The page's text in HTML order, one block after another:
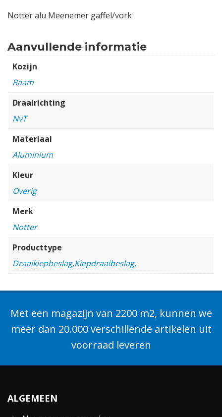
Notter alu Meenemer gaffel/vork
Aanvullende informatie
Kozijn
Raam
Draairichting
NvT
Materiaal
Aluminium
Kleur
Overig
Merk
Notter
Producttype
Draaikiepbeslag,Kiepdraaibeslag,
Met een magazijn van 2200 m2, kunnen we
meer dan 20.000 verschillende artikelen uit
voorraad leveren
ALGEMEEN